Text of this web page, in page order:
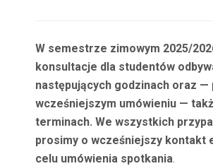
W semestrze zimowym 2025/
konsultacje dla studentów
następujących godzinach oraz —
wcześniejszym umówieniu —
terminach. We wszystkich
prosimy o wcześniejszy kontakt
celu umówienia spotkania.